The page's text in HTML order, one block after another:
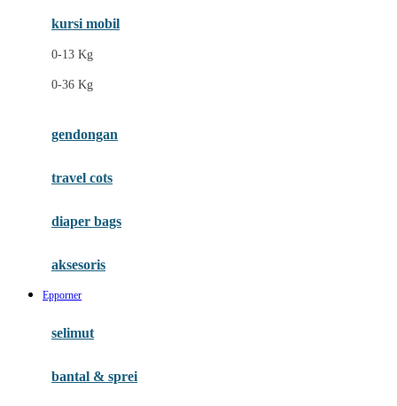
F
Felt So Sweet
Fisher Price
Gb
Habbie
kursi mobil
0-13 Kg
0-36 Kg
gendongan
travel cots
diaper bags
aksesoris
Epporner
selimut
bantal & sprei